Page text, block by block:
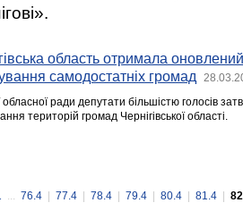
область отримала
самодостатніх громад
обласної ради депутати більшістю голосів
територій громад Чернігівської області.
... 76.4 77.4 78.4 79.4 80.4 81.4